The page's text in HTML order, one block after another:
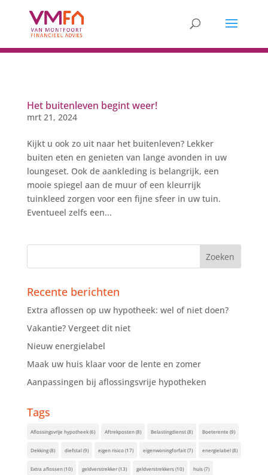
Het buitenleven begint weer!
mrt 21, 2024
Kijkt u ook zo uit naar het buitenleven? Lekker
buiten eten en genieten van lange avonden in uw
loungeset. Ook de aankleding is belangrijk, een
mooie spiegel aan de muur of een kleurrijk
tuinkleed zorgen voor een fijne sfeer in uw tuin.
Eventueel zelfs een...
Recente berichten
Extra aflossen op uw hypotheek: wel of niet doen?
Vakantie? Vergeet dit niet
Nieuw energielabel
Maak uw huis klaar voor de lente en zomer
Aanpassingen bij aflossingsvrije hypotheken
Tags
Aflossingsvrije hypotheek(6) Aftrekposten(8) Belastingdienst(8) Boeterente (9)
Dekking(8) diefstal(9) eigen risico(17) eigenwoningforfait(7) energielabel(8)
Extra aflossen(10) geldverstrekker(13) geldverstrekkers(10) huis(7)